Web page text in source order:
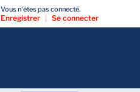
Vous n'êtes pas connecté.
Enregistrer Se connecter